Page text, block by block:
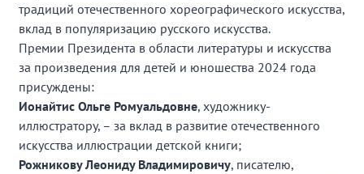
традиций отечественного хореографического искусства,
вклад в популяризацию русского искусства.
Премии Президента в области литературы и искусства
за произведения для детей и юношества 2024 года
присуждены:
Ионайтис Ольге Ромуальдовне, художнику-
иллюстратору, – за вклад в развитие отечественного
искусства иллюстрации детской книги;
Рожникову Леониду Владимировичу, писателю,